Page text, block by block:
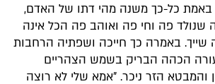
באמת כל-כך משנה מהי דתו של האדם,
פה וחי פה ואוהב פה הכל אינה
שייך. באמרה כך חייכה ושפתיה הרחבות
הכהה הבריק בשמש הצהריים
הזר ניכר. "אמא שלי לא רוצה